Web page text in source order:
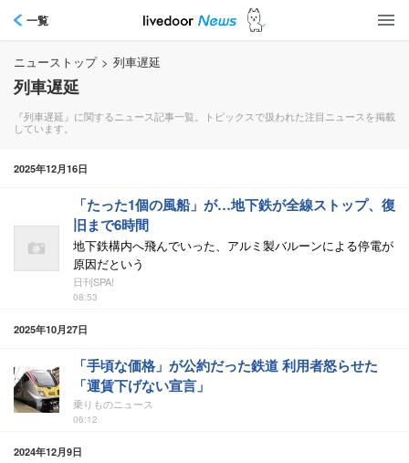
一覧
ニューストップ > 列車遅延
列車遅延
『列車遅延』に関するニュース記事一覧。トピックスで扱われた注目ニュースを掲載
しています。
2025年12月16日
「たった1個の風船」が…地下鉄が全線ストップ、復
旧まで6時間
地下鉄構内へ飛んでいった、アルミ製バルーンによる停電が
原因だという
日刊SPA!
08:53
2025年10月27日
「手頃な価格」が公約だった鉄道 利用者怒らせた
「運賃下げない宣言」
乗りものニュース
06:12
2024年12月9日